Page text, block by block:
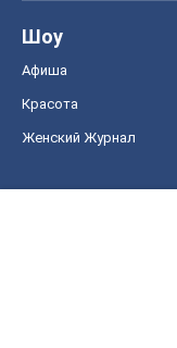
Шоу
Афиша
Красота
Женский Журнал